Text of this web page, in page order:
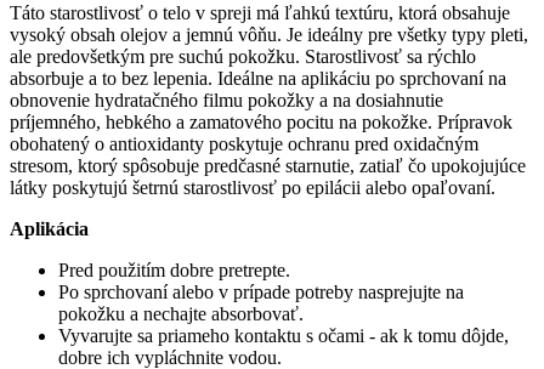
Táto starostlivosť o telo v spreji má ľahkú textúru, ktorá obsahuje
vysoký obsah olejov a jemnú vôňu. Je ideálny pre všetky typy pleti,
ale predovšetkým pre suchú pokožku. Starostlivosť sa rýchlo
absorbuje a to bez lepenia. Ideálne na aplikáciu po sprchovaní na
obnovenie hydratačného filmu pokožky a na dosiahnutie
príjemného, hebkého a zamatového pocitu na pokožke. Prípravok
obohatený o antioxidanty poskytuje ochranu pred oxidačným
stresom, ktorý spôsobuje predčasné starnutie, zatiaľ čo upokojujúce
látky poskytujú šetrnú starostlivosť po epilácii alebo opaľovaní.
Aplikácia
Pred použitím dobre pretrepte.
Po sprchovaní alebo v prípade potreby nasprejujte na
pokožku a nechajte absorbovať.
Vyvarujte sa priameho kontaktu s očami - ak k tomu dôjde,
dobre ich vypláchnite vodou.